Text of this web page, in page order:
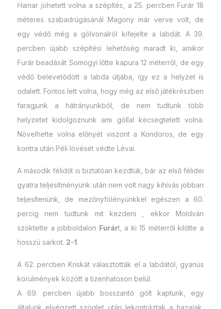
Hamar jöhetett volna a szépítés, a 25. percben Furár 18
méteres szabadrúgásánál Magony már verve volt, de
egy védő még a gólvonalról kifejelte a labdát. A 39.
percben újabb szépítési lehetőség maradt ki, amikor
Furár beadását Somogyi lőtte kapura 12 méterről, de egy
védő belevetődött a labda útjába, így ez a helyzet is
odalett. Fontos lett volna, hogy még az első játékrészben
faragjunk a hátrányunkból, de nem tudtunk több
helyzetet kidolgoznunk ami góllal kecsegtetett volna.
Növelhette volna előnyét viszont a Kondoros, de egy
kontra után Péli lövését védte Lévai.
A második félidőt is biztatóan kezdtük, bár az első félidei
gyatra teljesítményünk után nem volt nagy kihívás jobban
teljesítenünk, de mezőnyfölényünkkel egészen a 60.
percig nem tudtunk mit kezdeni , ekkor Moldván
szöktette a jobboldalon Furárt, a ki 15 méterről kilőtte a
hosszú sarkot. 2-1.
A 62. percben Kriskát választották el a labdától, gyanús
körülmények között a tizenhatoson belül.
A 69. percben újabb bosszantó gólt kaptunk, egy
általunk elvégzett szöglet után lekontráztak a hazaiak,